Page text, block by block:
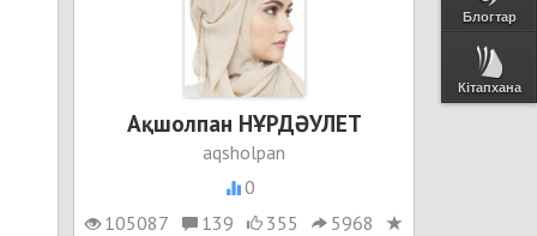
Блогтар
Кітапхана
Ақшолпан НҰРДӘУЛЕТ
aqsholpan
0
105087
139 355
5968